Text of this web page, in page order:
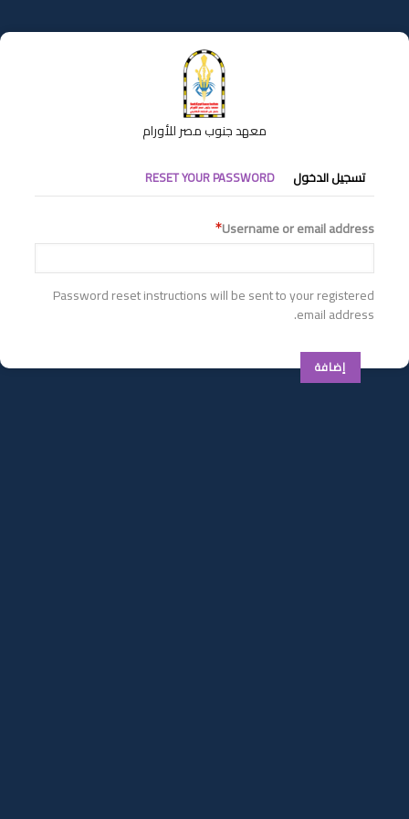
إلى
المحتوى
معهد جنوب مصر للأورام
التبويبات
الأساسية
تسجيل الدخول RESET YOUR PASSWORD
Username or email address
Password reset instructions will be sent to your registered
email address.